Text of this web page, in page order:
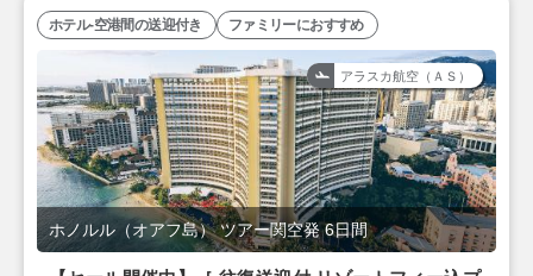
ホノルル（オアフ島） ツアー関空発 6日間
アラスカ航空（ＡＳ）
ホテル-空港間の送迎付き ファミリーにおすすめ